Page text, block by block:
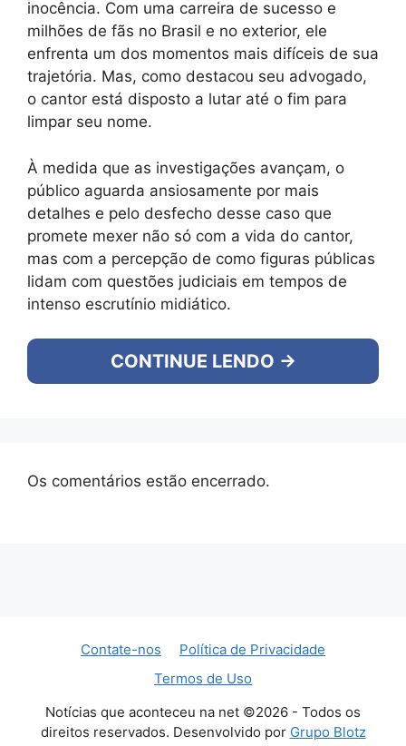
inocência. Com uma carreira de sucesso e
milhões de fãs no Brasil e no exterior, ele
enfrenta um dos momentos mais difíceis de sua
trajetória. Mas, como destacou seu advogado,
o cantor está disposto a lutar até o fim para
limpar seu nome.
À medida que as investigações avançam, o
público aguarda ansiosamente por mais
detalhes e pelo desfecho desse caso que
promete mexer não só com a vida do cantor,
mas com a percepção de como figuras públicas
lidam com questões judiciais em tempos de
intenso escrutínio midiático.
CONTINUE LENDO →
Os comentários estão encerrado.
Contate-nos
Política de Privacidade
Termos de Uso
Notícias que aconteceu na net ©2026 - Todos os
direitos reservados. Desenvolvido por Grupo Blotz